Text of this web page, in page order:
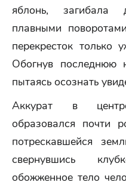
яблонь, загибала
плавными
перекресток только
Обогнув последнюю
пытаясь осознать
Аккурат в
образовался почти
потрескавшейся
свернувшись
обожженное тело